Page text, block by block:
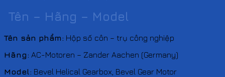
Tên – Hãng – Model
Tên sản phẩm: Hộp số côn – trụ công nghiệp
Hãng: AC-Motoren – Zander Aachen (Germany)
Model: Bevel Helical Gearbox, Bevel Gear Motor